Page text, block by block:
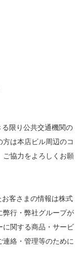
限り公共交通機関の
は本店ビル周辺のコ
ご協力をよろしくお願
客さまの情報は株式
弊行・弊社グループが
に関する商品・サービ
絡・管理等のために